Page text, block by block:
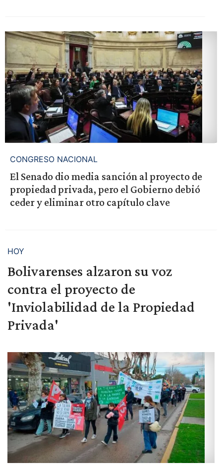
CONGRESO NACIONAL
El Senado dio media sanción al proyecto de
propiedad privada, pero el Gobierno debió
ceder y eliminar otro capítulo clave
HOY
Bolivarenses alzaron su voz
contra el proyecto de
'Inviolabilidad de la Propiedad
Privada'